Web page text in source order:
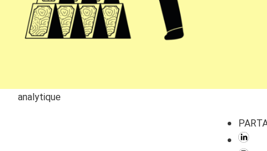
analytique